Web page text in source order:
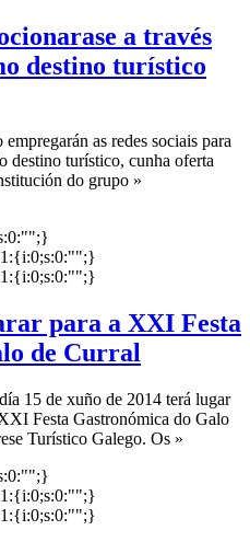
a través
destino turístico
as redes sociais para
destino turístico, cunha oferta
do grupo »
para a XXI Festa
de Curral
15 de xuño de 2014 terá lugar
Festa Gastronómica do Galo
Turístico Galego. Os »